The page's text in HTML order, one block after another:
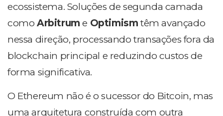
ecossistema. Soluções de segunda camada
como Arbitrum e Optimism têm avançado
nessa direção, processando transações fora da
blockchain principal e reduzindo custos de
forma significativa.
O Ethereum não é o sucessor do Bitcoin, mas
uma arquitetura construída com outra